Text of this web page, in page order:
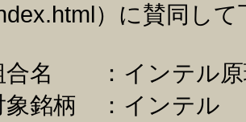
）に賛同し
合名 ：インテル原
象銘柄 ：インテル